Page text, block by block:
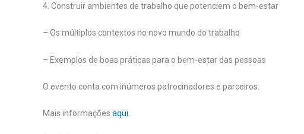
4. Construir ambientes de trabalho que potenciem o bem-estar
– Os múltiplos contextos no novo mundo do trabalho
– Exemplos de boas práticas para o bem-estar das pessoas
O evento conta com inúmeros patrocinadores e parceiros.
Mais informações aqui.